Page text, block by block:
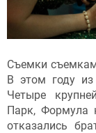
Съемки
В этом году
Четыре
Парк, Формула
отказались